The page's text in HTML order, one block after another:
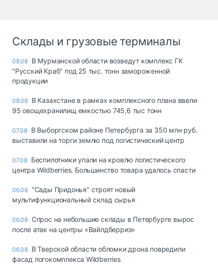
Склады и грузовые терминалы
08.08 В Мурманской области возведут комплекс ГК
"Русский Краб" под 25 тыс. тонн замороженной
продукции
08.08 В Казахстане в рамках комплексного плана ввели
95 овощехранилищ емкостью 745,6 тыс тонн
07.08 В Выборгском районе Петербурга за 350 млн руб.
выставили на торги землю под логистический центр
07.08 Беспилотники упали на кровлю логистического
центра Wildberries. Большинство товара удалось спасти
06.08 "Сады Придонья" строят новый
мультифункциональный склад сырья
06.08 Спрос на небольшие склады в Петербурге вырос
после атак на центры «Вайлдберриз»
06.08 В Тверской области обломки дрона повредили
фасад логокомплекса Wildberries